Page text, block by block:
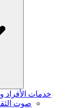
خدمات الأفراد
صوت